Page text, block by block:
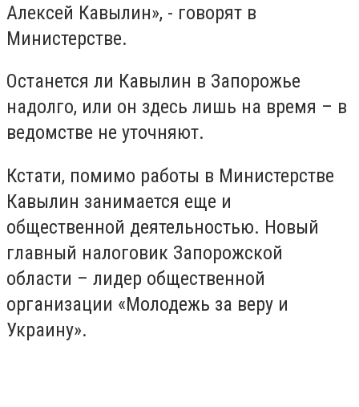
Алексей Кавылин», - говорят в
Министерстве.
Останется ли Кавылин в Запорожье
надолго, или он здесь лишь на время – в
ведомстве не уточняют.
Кстати, помимо работы в Министерстве
Кавылин занимается еще и
общественной деятельностью. Новый
главный налоговик Запорожской
области – лидер общественной
организации «Молодежь за веру и
Украину».